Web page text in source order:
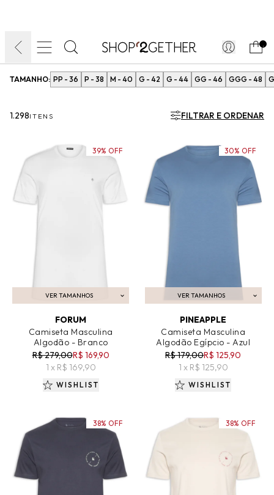
TAMANHO: PP - 36 P - 38 M - 40 G - 42 G - 44 GG - 46 GGG - 48
1.298ITENS FILTRAR E ORDENAR
VER TAMANHOS
ADICIONAR AO CARRINHO
FORUM
Camiseta Masculina
Algodão - Branco
R$ 279,00R$ 169,90
1 x R$ 169,90
39% OFF
WISHLIST
VER TAMANHOS
ADICIONAR AO CARRINHO
PINEAPPLE
Camiseta Masculina
Algodão Egípcio - Azul
R$ 179,00R$ 125,90
1 x R$ 125,90
30% OFF
WISHLIST
38% OFF 38% OFF